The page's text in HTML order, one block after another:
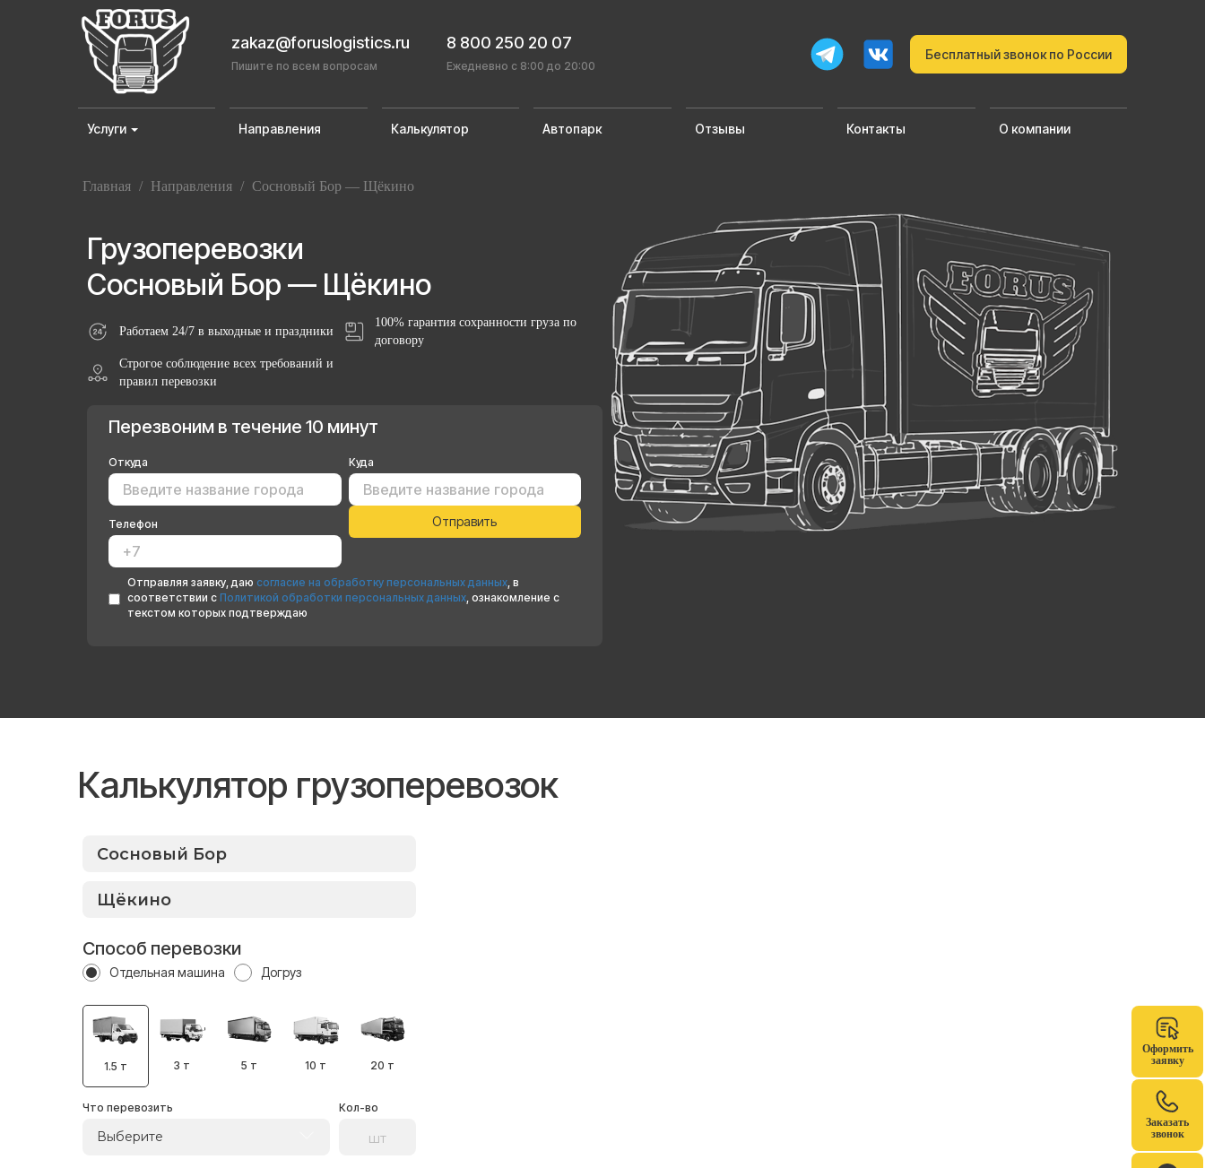
Оформить
заявку
Заказать
звонок
zakaz@foruslogistics.ru
Пишите по всем вопросам
8 800 250 20 07
Ежедневно с 8:00 до 20:00
Бесплатный звонок по России
Услуги Направления Калькулятор Автопарк Отзывы Контакты О компании
Главная / Направления / Сосновый Бор — Щёкино
Грузоперевозки
Сосновый Бор — Щёкино
Работаем 24/7 в выходные и праздники
100% гарантия сохранности груза по
договору
Строгое соблюдение всех требований и
правил перевозки
Перезвоним в течение 10 минут
Откуда Куда
Телефон
Отправляя заявку, даю согласие на обработку персональных данных, в
соответствии с Политикой обработки персональных данных, ознакомление с
текстом которых подтверждаю
Калькулятор грузоперевозок
Способ перевозки
Отдельная машина Догруз
1.5 т 3 т 5 т 10 т 20 т
Что перевозить
Выберите
Кол-во